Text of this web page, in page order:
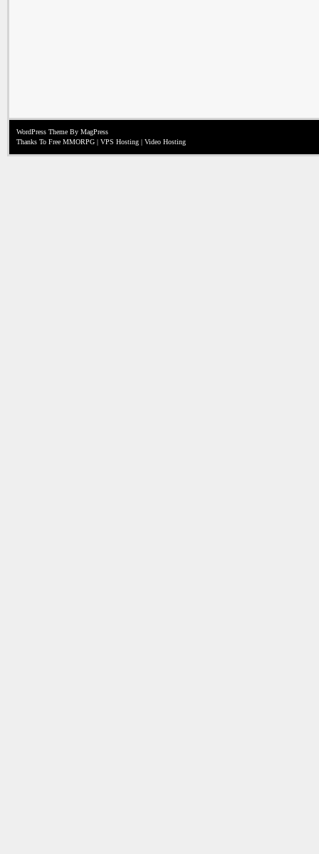
WordPress Theme By MagPress
Thanks To Free MMORPG | VPS Hosting | Video Hosting